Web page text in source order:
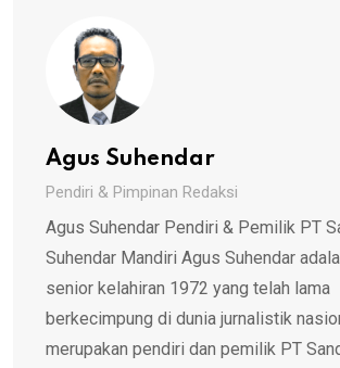
Agus Suhendar
Pendiri & Pimpinan Redaksi
Agus Suhendar Pendiri & Pemilik PT
Suhendar Mandiri Agus Suhendar
senior kelahiran 1972 yang telah lama
berkecimpung di dunia jurnalistik
merupakan pendiri dan pemilik PT